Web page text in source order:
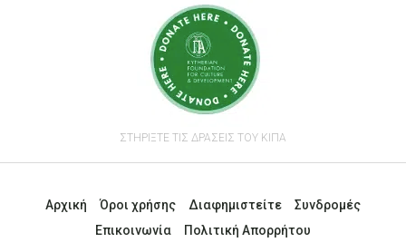
ΣΤΗΡΙΞΤΕ ΤΙΣ ΔΡΑΣΕΙΣ ΤΟΥ ΚΙΠΑ
Αρχική Όροι χρήσης Διαφημιστείτε
Συνδρομές
Επικοινωνία
Πολιτική Απορρήτου